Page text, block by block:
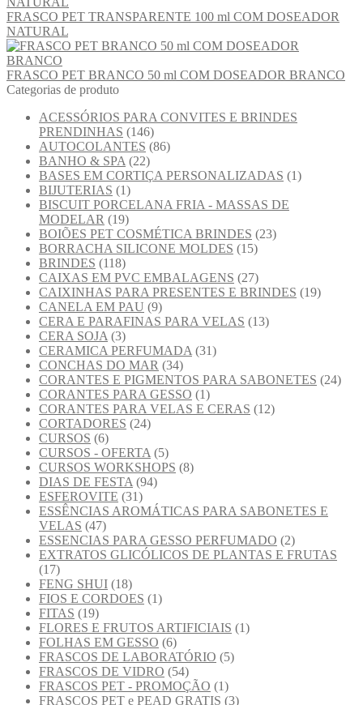
FRASCO PET TRANSPARENTE 100 ml COM DOSEADOR
NATURAL
FRASCO PET BRANCO 50 ml COM DOSEADOR BRANCO
Categorias de produto
ACESSÓRIOS PARA CONVITES E BRINDES
PRENDINHAS (146)
AUTOCOLANTES (86)
BANHO & SPA (22)
BASES EM CORTIÇA PERSONALIZADAS (1)
BIJUTERIAS (1)
BISCUIT PORCELANA FRIA - MASSAS DE
MODELAR (19)
BOIÕES PET COSMÉTICA BRINDES (23)
BORRACHA SILICONE MOLDES (15)
BRINDES (118)
CAIXAS EM PVC EMBALAGENS (27)
CAIXINHAS PARA PRESENTES E BRINDES (19)
CANELA EM PAU (9)
CERA E PARAFINAS PARA VELAS (13)
CERA SOJA (3)
CERAMICA PERFUMADA (31)
CONCHAS DO MAR (34)
CORANTES E PIGMENTOS PARA SABONETES (24)
CORANTES PARA GESSO (1)
CORANTES PARA VELAS E CERAS (12)
CORTADORES (24)
CURSOS (6)
CURSOS - OFERTA (5)
CURSOS WORKSHOPS (8)
DIAS DE FESTA (94)
ESFEROVITE (31)
ESSÊNCIAS AROMÁTICAS PARA SABONETES E
VELAS (47)
ESSENCIAS PARA GESSO PERFUMADO (2)
EXTRATOS GLICÓLICOS DE PLANTAS E FRUTAS
(17)
FENG SHUI (18)
FIOS E CORDOES (1)
FITAS (19)
FLORES E FRUTOS ARTIFICIAIS (1)
FOLHAS EM GESSO (6)
FRASCOS DE LABORATÓRIO (5)
FRASCOS DE VIDRO (54)
FRASCOS PET - PROMOÇÃO (1)
FRASCOS PET e PEAD GRATIS (3)